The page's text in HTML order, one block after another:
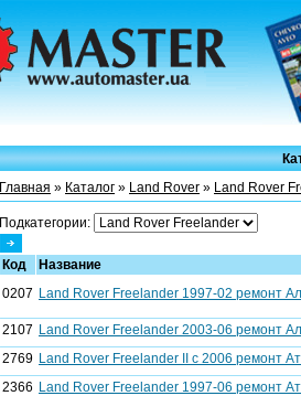
Главная » Каталог » Land Rover » Land Rover
Подкатегории:
Код
Название
0207 Land Rover Freelander 1997-02 ремонт
2107 Land Rover Freelander 2003-06 ремонт
2769 Land Rover Freelander II c 2006 ремонт
2366 Land Rover Freelander 1997-06 ремонт